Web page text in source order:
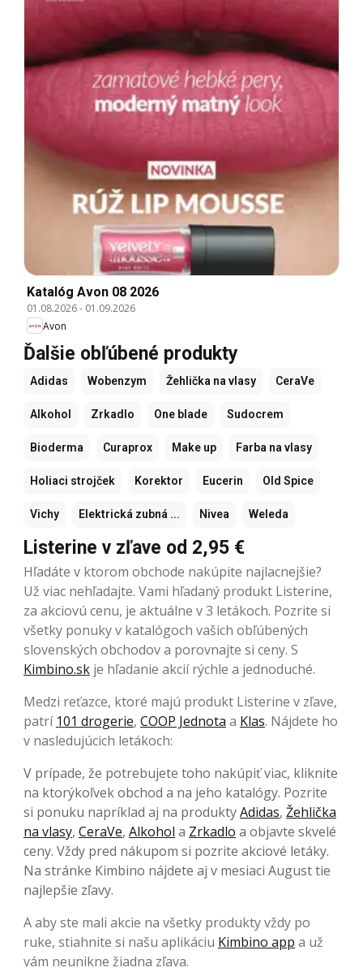
Katalóg Avon 08 2026
01.08.2026- 01.09.2026
Avon
Ďalšie obľúbené produkty
Adidas Wobenzym Žehlička na vlasy CeraVe
Alkohol Zrkadlo One blade Sudocrem
Bioderma Curaprox Make up Farba na vlasy
Holiaci strojček Korektor Eucerin Old Spice
Vichy Elektrická zubná ... Nivea Weleda
Listerine v zľave od 2,95 €
Hľadáte v ktorom obchode nakúpite najlacnejšie?
Už viac nehľadajte. Vami hľadaný produkt Listerine,
za akciovú cenu, je aktuálne v 3 letákoch. Pozrite si
všetky ponuky v katalógoch vašich obľúbených
slovenských obchodov a porovnajte si ceny. S
Kimbino.sk je hľadanie akcií rýchle a jednoduché.
Medzi reťazce, ktoré majú produkt Listerine v zľave,
patrí 101 drogerie, COOP Jednota a Klas. Nájdete ho
v nasledujúcich letákoch:
V prípade, že potrebujete toho nakúpiť viac, kliknite
na ktorýkoľvek obchod a na jeho katalógy. Pozrite
si ponuku napríklad aj na produktyAdidas, Žehlička
na vlasy, CeraVe, Alkohol a Zrkadlo a objavte skvelé
ceny. Vždy pred nákupom si pozrite akciové letáky.
Na stránke Kimbino nájdete aj v mesiaci August tie
najlepšie zľavy.
A aby ste mali akcie na všetky produkty vždy po
ruke, stiahnite si našu aplikáciu Kimbino app a už
vám neunikne žiadna zľava.